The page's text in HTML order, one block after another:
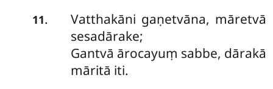
11.
Vatthakāni gaṇetvāna, māretvā
sesadārake;
Gantvā ārocayuṃ sabbe, dārakā
māritā iti.